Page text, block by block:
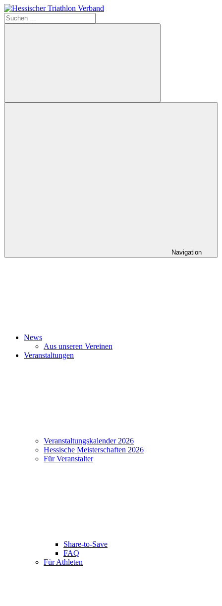
Zum
Inhalt
springen
Hessischer
Suchen
nach:
Suchen
Navigation
News
Aus unseren Vereinen
Veranstaltungen
Veranstaltungskalender 2026
Hessische Meisterschaften 2026
Für Veranstalter
Share-to-Save
FAQ
Für Athleten